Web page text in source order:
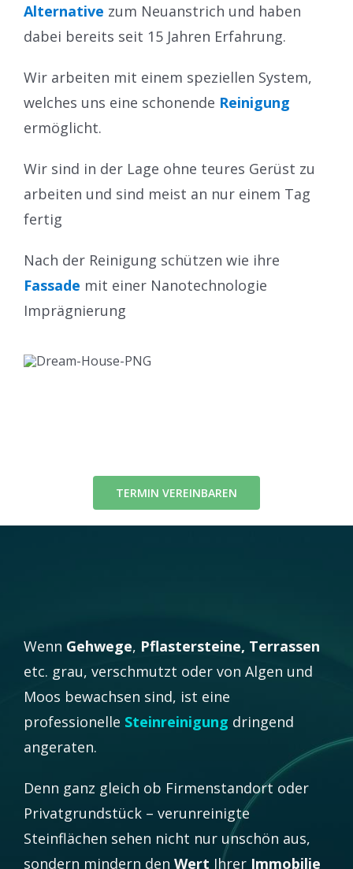
Alternative zum Neuanstrich und haben
dabei bereits seit 15 Jahren Erfahrung.
Wir arbeiten mit einem speziellen System,
welches uns eine schonende Reinigung
ermöglicht.
Wir sind in der Lage ohne teures Gerüst zu
arbeiten und sind meist an nur einem Tag
fertig
Nach der Reinigung schützen wie ihre
Fassade mit einer Nanotechnologie
Imprägnierung
TERMIN VEREINBAREN
Wenn Gehwege, Pflastersteine, Terrassen
etc. grau, verschmutzt oder von Algen und
Moos bewachsen sind, ist eine
professionelle Steinreinigung dringend
angeraten.
Denn ganz gleich ob Firmenstandort oder
Privatgrundstück – verunreinigte
Steinflächen sehen nicht nur unschön aus,
sondern mindern den Wert Ihrer Immobilie